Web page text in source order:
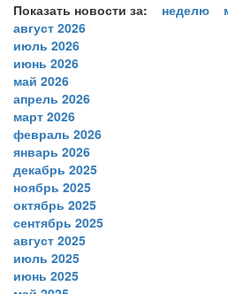
Показать новости за: неделю
август 2026
июль 2026
июнь 2026
май 2026
апрель 2026
март 2026
февраль 2026
январь 2026
декабрь 2025
ноябрь 2025
октябрь 2025
сентябрь 2025
август 2025
июль 2025
июнь 2025